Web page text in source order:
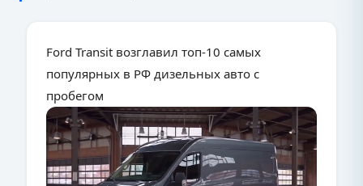
Ford Transit возглавил топ-10 самых
популярных в РФ дизельных авто с
пробегом